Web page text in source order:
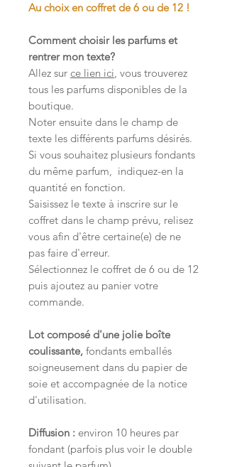
Au choix en coffret de 6 ou de 12 !
Comment choisir les parfums et
rentrer mon texte?
Allez sur ce lien ici, vous trouverez
tous les parfums disponibles de la
boutique.
Noter ensuite dans le champ de
texte les différents parfums désirés.
Si vous souhaitez plusieurs fondants
du même parfum, indiquez-en la
quantité en fonction.
Saisissez le texte à inscrire sur le
coffret dans le champ prévu, relisez
vous afin d'être certaine(e) de ne
pas faire d'erreur.
Sélectionnez le coffret de 6 ou de 12
puis ajoutez au panier votre
commande.
Lot composé d'une jolie boîte
coulissante, fondants emballés
soigneusement dans du papier de
soie et accompagnée de la notice
d'utilisation.
Diffusion : environ 10 heures par
fondant (parfois plus voir le double